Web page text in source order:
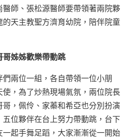
師、張松源醫師要帶領著兩院夥
天主教聖方濟育幼院，陪伴院童
姊姊歡樂帶動跳
兩位一組，各自帶領一位小朋
，為了炒熱現場氣氛，兩位院長
，佩伶、家蓁和希亞也分別扮演
位夥伴在台上努力帶動跳，台下
起手舞足蹈，大家漸漸從一開始